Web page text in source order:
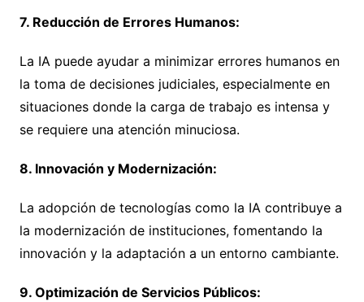
7. Reducción de Errores Humanos:
La IA puede ayudar a minimizar errores humanos en
la toma de decisiones judiciales, especialmente en
situaciones donde la carga de trabajo es intensa y
se requiere una atención minuciosa.
8. Innovación y Modernización:
La adopción de tecnologías como la IA contribuye a
la modernización de instituciones, fomentando la
innovación y la adaptación a un entorno cambiante.
9. Optimización de Servicios Públicos: